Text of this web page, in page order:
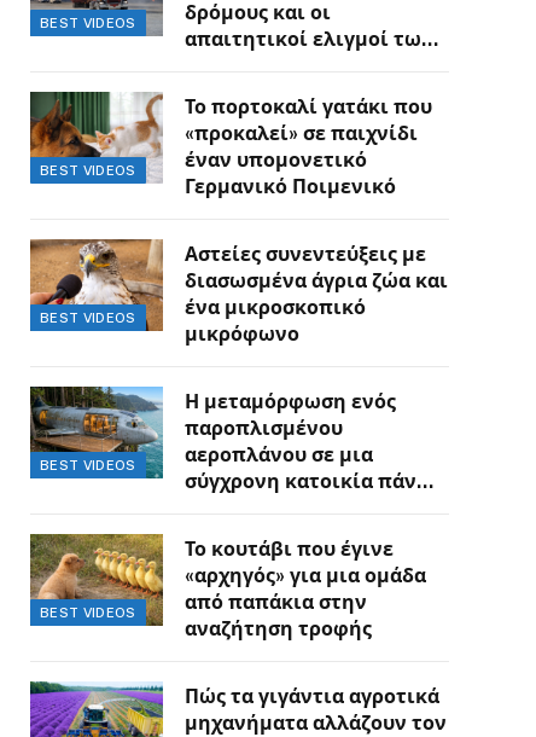
BEST VIDEOS
δρόμους και οι
απαιτητικοί ελιγμοί των
BEST VIDEOS
Το πορτοκαλί γατάκι που
«προκαλεί» σε παιχνίδι
έναν υπομονετικό
Γερμανικό Ποιμενικό
BEST VIDEOS
Αστείες συνεντεύξεις με
διασωσμένα άγρια ζώα και
ένα μικροσκοπικό
μικρόφωνο
BEST VIDEOS
Η μεταμόρφωση ενός
παροπλισμένου
αεροπλάνου σε μια
σύγχρονη κατοικία πάνω
BEST VIDEOS
Το κουτάβι που έγινε
«αρχηγός» για μια ομάδα
από παπάκια στην
αναζήτηση τροφής
Πώς τα γιγάντια αγροτικά
μηχανήματα αλλάζουν τον